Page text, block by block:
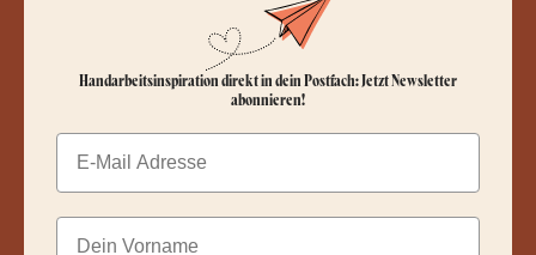
Handarbeitsinspiration direkt in dein Postfach: Jetzt Newsletter
abonnieren!
Email
Dein Vorname